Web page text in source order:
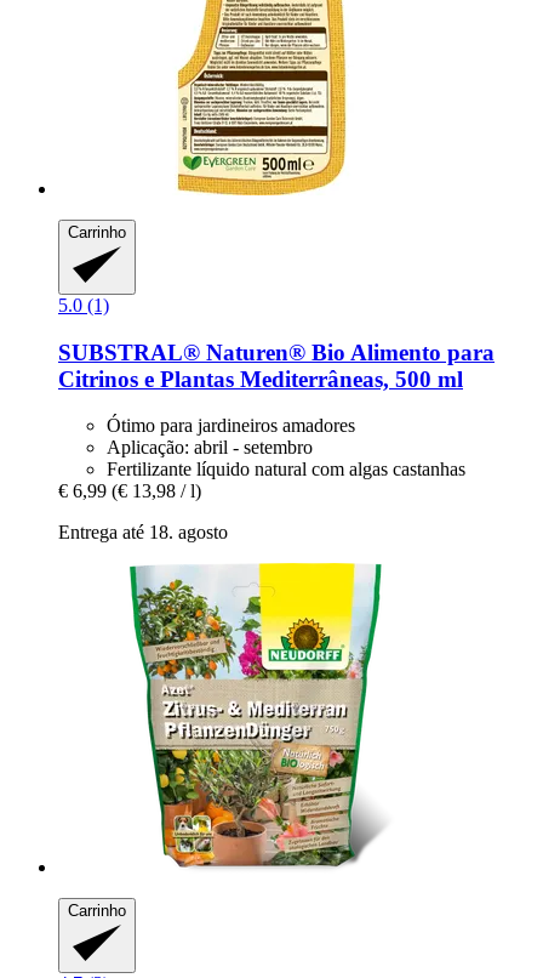
Carrinho
5.0 (1)
SUBSTRAL® Naturen® Bio Alimento para
Citrinos e Plantas Mediterrâneas, 500 ml
Ótimo para jardineiros amadores
Aplicação: abril - setembro
Fertilizante líquido natural com algas castanhas
€ 6,99 (€ 13,98 / l)
Entrega até 18. agosto
Carrinho